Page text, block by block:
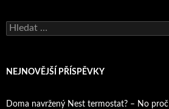
Vyhledávání
NEJNOVĚJŠÍ PŘÍSPĚVKY
Doma navržený Nest termostat? – No